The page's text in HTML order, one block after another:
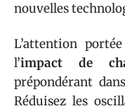
nouvelles
L’attention
l’impact de
prépondérant
Réduisez les